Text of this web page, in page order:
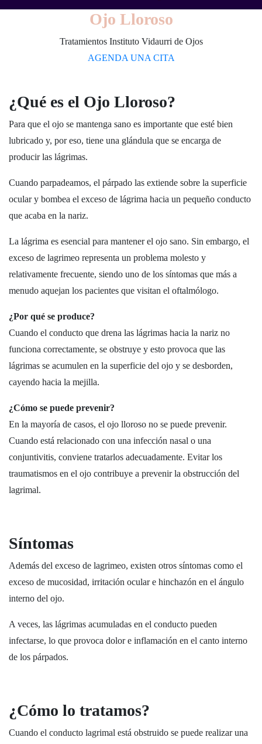
Ojo Lloroso
Tratamientos Instituto Vidaurri de Ojos
AGENDA UNA CITA
¿Qué es el Ojo Lloroso?
Para que el ojo se mantenga sano es importante que esté bien
lubricado y, por eso, tiene una glándula que se encarga de
producir las lágrimas.
Cuando parpadeamos, el párpado las extiende sobre la superficie
ocular y bombea el exceso de lágrima hacia un pequeño conducto
que acaba en la nariz.
La lágrima es esencial para mantener el ojo sano. Sin embargo, el
exceso de lagrimeo representa un problema molesto y
relativamente frecuente, siendo uno de los síntomas que más a
menudo aquejan los pacientes que visitan el oftalmólogo.
¿Por qué se produce?
Cuando el conducto que drena las lágrimas hacia la nariz no
funciona correctamente, se obstruye y esto provoca que las
lágrimas se acumulen en la superficie del ojo y se desborden,
cayendo hacia la mejilla.
¿Cómo se puede prevenir?
En la mayoría de casos, el ojo lloroso no se puede prevenir.
Cuando está relacionado con una infección nasal o una
conjuntivitis, conviene tratarlos adecuadamente. Evitar los
traumatismos en el ojo contribuye a prevenir la obstrucción del
lagrimal.
Síntomas
Además del exceso de lagrimeo, existen otros síntomas como el
exceso de mucosidad, irritación ocular e hinchazón en el ángulo
interno del ojo.
A veces, las lágrimas acumuladas en el conducto pueden
infectarse, lo que provoca dolor e inflamación en el canto interno
de los párpados.
¿Cómo lo tratamos?
Cuando el conducto lagrimal está obstruido se puede realizar una